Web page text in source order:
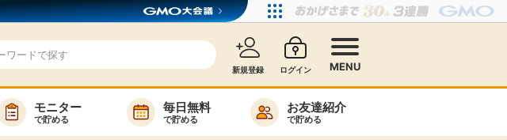
新規登録 ログイン MENU
モニター
モニター
で貯める
毎日無料
で貯める
お友達紹介
で貯める